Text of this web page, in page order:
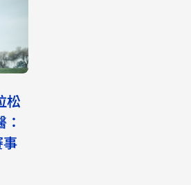
松
事